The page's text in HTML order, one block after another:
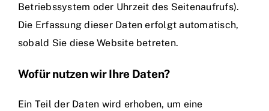
Betriebssystem oder Uhrzeit des Seitenaufrufs).
Die Erfassung dieser Daten erfolgt automatisch,
sobald Sie diese Website betreten.
Wofür nutzen wir Ihre Daten?
Ein Teil der Daten wird erhoben, um eine